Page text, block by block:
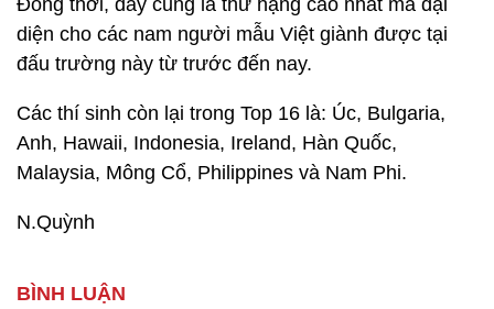
Đồng thời, đây cũng là thứ hạng cao nhất mà đại
diện cho các nam người mẫu Việt giành được tại
đấu trường này từ trước đến nay.
Các thí sinh còn lại trong Top 16 là: Úc, Bulgaria,
Anh, Hawaii, Indonesia, Ireland, Hàn Quốc,
Malaysia, Mông Cổ, Philippines và Nam Phi.
N.Quỳnh